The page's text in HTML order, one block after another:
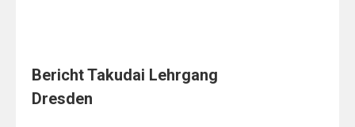
Bericht Takudai Lehrgang
Dresden